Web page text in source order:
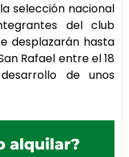
selección nacional
del club
desplazarán hasta
Rafael entre el 18
de unos